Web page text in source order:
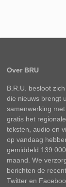
Over BRU
B.R.U. besloot
die nieuws brengt
samenwerking
gratis het
teksten, audio en
op vandaag
gemiddeld
maand. We
berichten de
Twitter en